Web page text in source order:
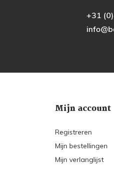
+31
Mijn account
Registreren
Mijn bestellingen
Mijn verlanglijst